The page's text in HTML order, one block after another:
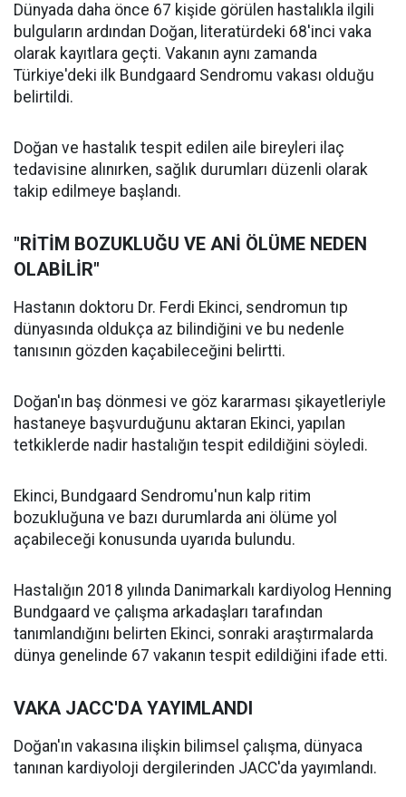
Dünyada daha önce 67 kişide görülen hastalıkla ilgili
bulguların ardından Doğan, literatürdeki 68'inci vaka
olarak kayıtlara geçti. Vakanın aynı zamanda
Türkiye'deki ilk Bundgaard Sendromu vakası olduğu
belirtildi.
Doğan ve hastalık tespit edilen aile bireyleri ilaç
tedavisine alınırken, sağlık durumları düzenli olarak
takip edilmeye başlandı.
"RİTİM BOZUKLUĞU VE ANİ ÖLÜME NEDEN
OLABİLİR"
Hastanın doktoru Dr. Ferdi Ekinci, sendromun tıp
dünyasında oldukça az bilindiğini ve bu nedenle
tanısının gözden kaçabileceğini belirtti.
Doğan'ın baş dönmesi ve göz kararması şikayetleriyle
hastaneye başvurduğunu aktaran Ekinci, yapılan
tetkiklerde nadir hastalığın tespit edildiğini söyledi.
Ekinci, Bundgaard Sendromu'nun kalp ritim
bozukluğuna ve bazı durumlarda ani ölüme yol
açabileceği konusunda uyarıda bulundu.
Hastalığın 2018 yılında Danimarkalı kardiyolog Henning
Bundgaard ve çalışma arkadaşları tarafından
tanımlandığını belirten Ekinci, sonraki araştırmalarda
dünya genelinde 67 vakanın tespit edildiğini ifade etti.
VAKA JACC'DA YAYIMLANDI
Doğan'ın vakasına ilişkin bilimsel çalışma, dünyaca
tanınan kardiyoloji dergilerinden JACC'da yayımlandı.